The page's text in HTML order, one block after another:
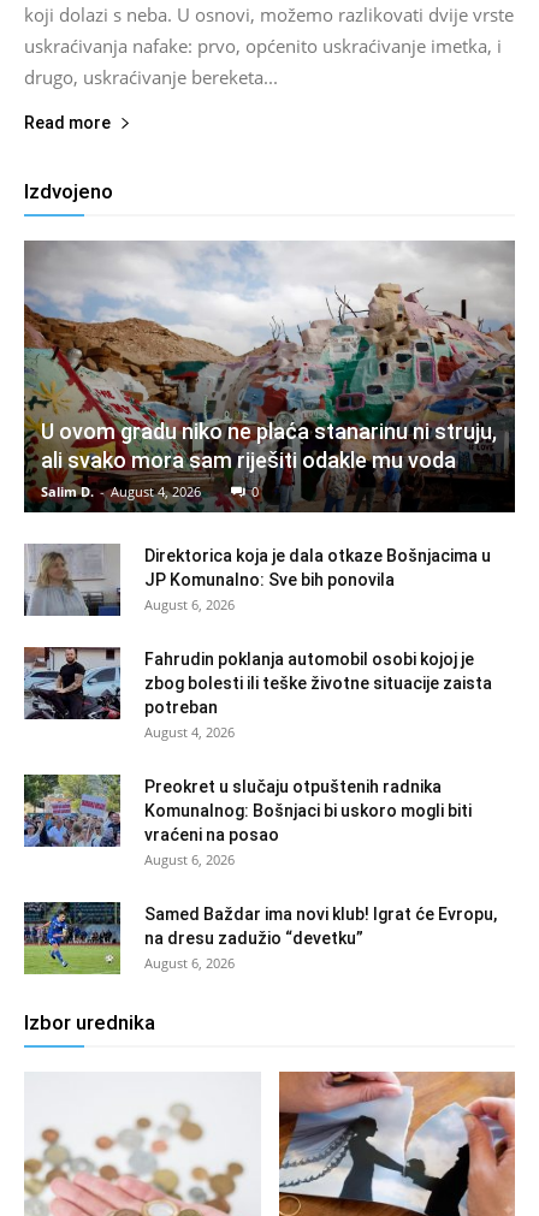
koji dolazi s neba. U osnovi, možemo razlikovati dvije vrste
uskraćivanja nafake: prvo, općenito uskraćivanje imetka, i
drugo, uskraćivanje bereketa...
Read more
Izdvojeno
U ovom gradu niko ne plaća stanarinu ni struju,
ali svako mora sam riješiti odakle mu voda
Salim D. - August 4, 2026 0
Direktorica koja je dala otkaze Bošnjacima u
JP Komunalno: Sve bih ponovila
August 6, 2026
Fahrudin poklanja automobil osobi kojoj je
zbog bolesti ili teške životne situacije zaista
potreban
August 4, 2026
Preokret u slučaju otpuštenih radnika
Komunalnog: Bošnjaci bi uskoro mogli biti
vraćeni na posao
August 6, 2026
Samed Baždar ima novi klub! Igrat će Evropu,
na dresu zadužio “devetku”
August 6, 2026
Izbor urednika